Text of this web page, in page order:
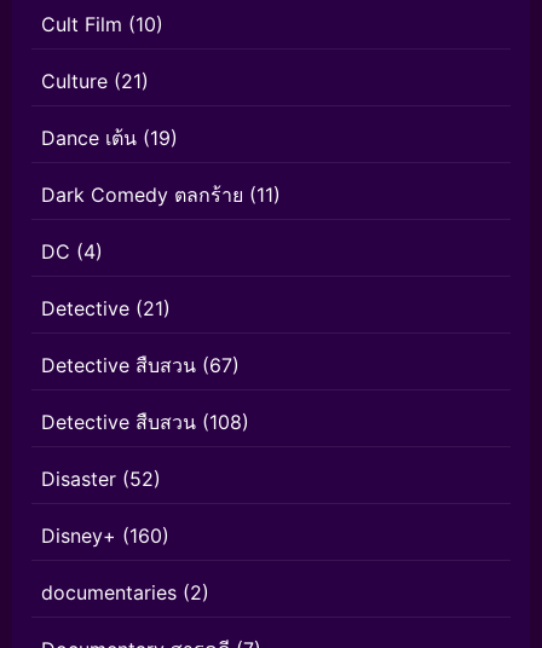
Cult Film (10)
Culture (21)
Dance เต้น (19)
Dark Comedy ตลกร้าย (11)
DC (4)
Detective (21)
Detective สืบสวน (67)
Detective สืบสวน (108)
Disaster (52)
Disney+ (160)
documentaries (2)